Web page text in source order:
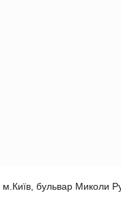
м.Київ, бульвар Миколи